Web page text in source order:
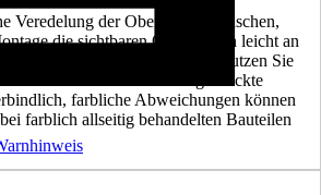
Veredelung der Oberfläche wünschen,
die sichtbaren Oberflächen leicht an
Lasur bzw. Farbe. Nutzen Sie
bzw. Lasursortiment. Abgedruckte
farbliche Abweichungen können
farblich allseitig behandelten Bauteilen